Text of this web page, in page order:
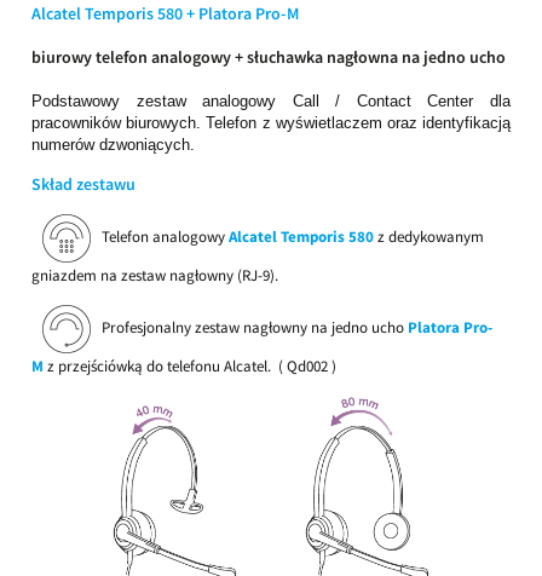
Alcatel Temporis 580 + Platora Pro-M
biurowy telefon analogowy + słuchawka nagłowna na jedno ucho
Podstawowy zestaw analogowy Call / Contact Center dla
pracowników biurowych. Telefon z wyświetlaczem oraz identyfikacją
numerów dzwoniących.
Skład zestawu
Telefon analogowyAlcatel Temporis 580z dedykowanym
gniazdem na zestaw nagłowny (RJ-9).
Profesjonalny zestaw nagłowny na jedno ucho Platora Pro-
M z przejściówką do telefonu Alcatel. ( Qd002 )